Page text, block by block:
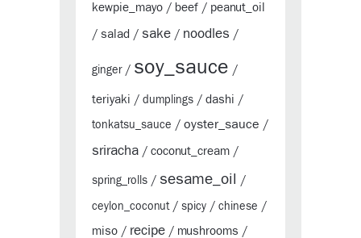
kewpie_mayo / beef / peanut_oil
/ salad / sake / noodles /
ginger/ soy_sauce /
teriyaki / dumplings / dashi /
tonkatsu_sauce / oyster_sauce /
sriracha / coconut_cream /
spring_rolls / sesame_oil /
ceylon_coconut / spicy / chinese /
miso / recipe / mushrooms /